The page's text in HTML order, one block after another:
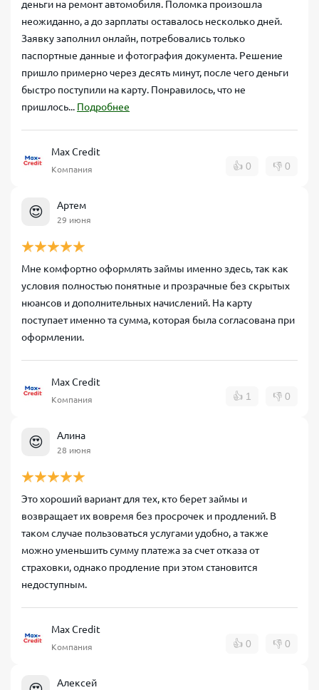
деньги на ремонт автомобиля. Поломка произошла
неожиданно, а до зарплаты оставалось несколько дней.
Заявку заполнил онлайн, потребовались только
паспортные данные и фотография документа. Решение
пришло примерно через десять минут, после чего деньги
быстро поступили на карту. Понравилось, что не
пришлось... Подробнее
Max Credit
Компания 👍 0 👎 0
😍 Артем
29 июня
Мне комфортно оформлять займы именно здесь, так как
условия полностью понятные и прозрачные без скрытых
нюансов и дополнительных начислений. На карту
поступает именно та сумма, которая была согласована при
оформлении.
Max Credit
Компания 👍 1 👎 0
😍 Алина
28 июня
Это хороший вариант для тех, кто берет займы и
возвращает их вовремя без просрочек и продлений. В
таком случае пользоваться услугами удобно, а также
можно уменьшить сумму платежа за счет отказа от
страховки, однако продление при этом становится
недоступным.
Max Credit
Компания 👍 0 👎 0
Алексей